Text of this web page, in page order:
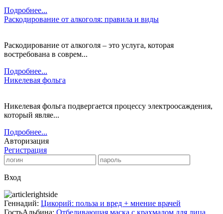
Подробнее...
Раскодирование от алкоголя: правила и виды
Раскодирование от алкоголя – это услуга, которая
востребована в соврем...
Подробнее...
Никелевая фольга
Никелевая фольга подвергается процессу электроосаждения,
который являе...
Подробнее...
Авторизация
Регистрация
Вход
Геннадий: Цикорий: польза и вред + мнение врачей
ГостьАльбина: Отбеливающая маска с крахмалом для лица